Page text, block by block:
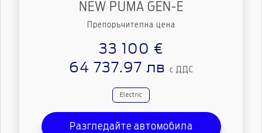
NEW PUMA GEN-E
Препоръчителна цена
33 100 €
64 737.97 лв
с ДДС
Еlectric
Разгледайте автомобила